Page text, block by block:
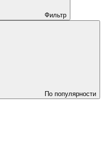
Фильтр
По популярности